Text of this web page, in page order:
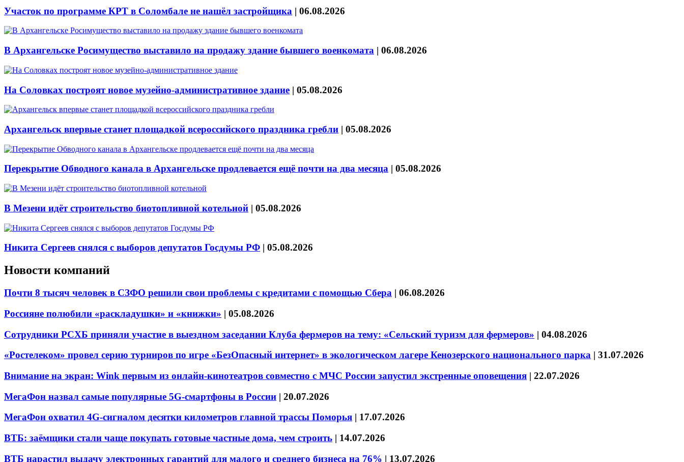
Участок по программе КРТ в Соломбале не нашёл застройщика | 06.08.2026
В Архангельске Росимущество выставило на продажу здание бывшего военкомата | 06.08.2026
На Соловках построят новое музейно-административное здание | 05.08.2026
Архангельск впервые станет площадкой всероссийского праздника гребли | 05.08.2026
Перекрытие Обводного канала в Архангельске продлевается ещё почти на два месяца | 05.08.2026
В Мезени идёт строительство биотопливной котельной | 05.08.2026
Никита Сергеев снялся с выборов депутатов Госдумы РФ | 05.08.2026
Новости компаний
Почти 8 тысяч человек в СЗФО решили свои проблемы с кредитами с помощью Сбера | 06.08.2026
Россияне полюбили «раскладушки» и «книжки» | 05.08.2026
Сотрудники РСХБ приняли участие в выездном заседании Клуба фермеров на тему: «Сельский туризм для фермеров» | 04.08.2026
«Ростелеком» провел серию турниров по игре «БезОпасный интернет» в экологическом лагере Кенозерского национального парка | 31.07.2026
Внимание на экран: Wink первым из онлайн-кинотеатров совместно с МЧС России запустил экстренные оповещения | 22.07.2026
МегаФон назвал самые популярные 5G-смартфоны в России | 20.07.2026
МегаФон охватил 4G-сигналом десятки километров главной трассы Поморья | 17.07.2026
ВТБ: заёмщики стали чаще покупать готовые частные дома, чем строить | 14.07.2026
ВТБ нарастил выдачу электронных гарантий для малого и среднего бизнеса на 76% | 13.07.2026